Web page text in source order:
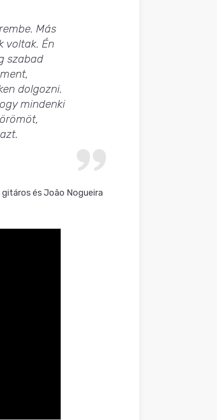
Más
voltak. Én
szabad
dolgozni.
mindenki
és João Nogueira